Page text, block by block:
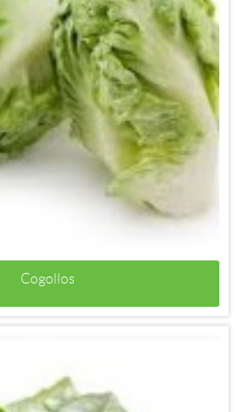
Cogollos